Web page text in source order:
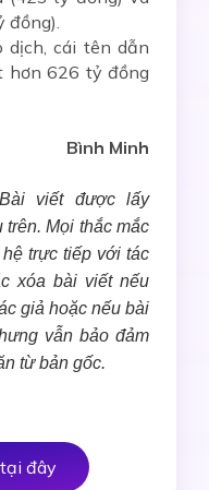
đồng).
dịch, cái tên dẫn
hơn 626 tỷ đồng
Bình Minh
viết được lấy
Mọi thắc mắc
trực tiếp với tác
xóa bài viết nếu
giả hoặc nếu bài
vẫn bảo đảm
từ bản gốc.
đây